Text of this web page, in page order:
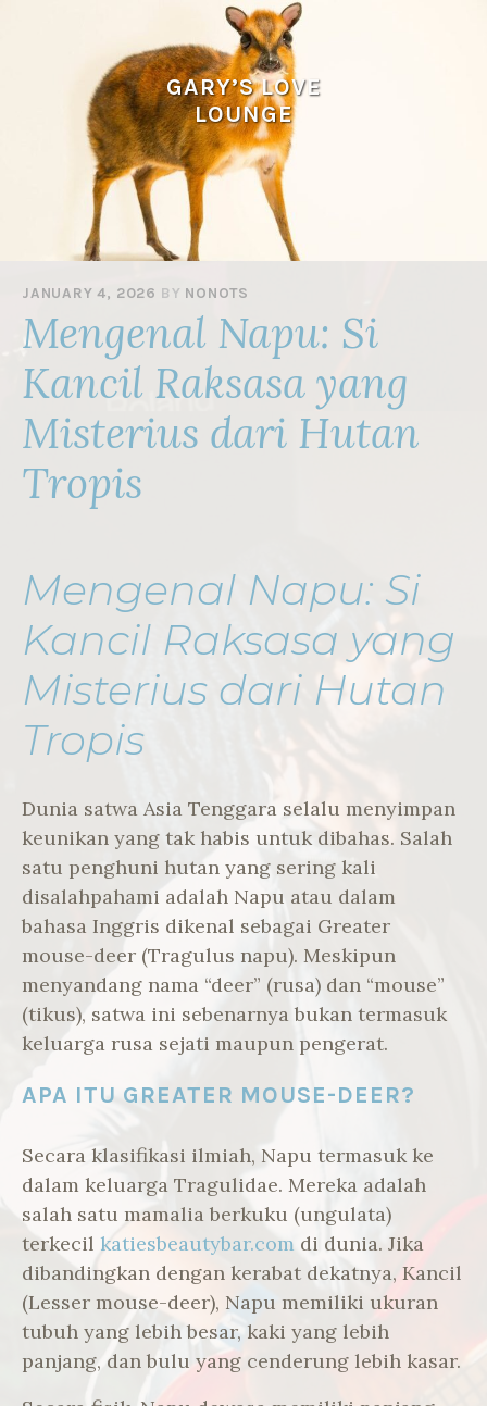
GARY’S LOVE
LOUNGE
JANUARY 4, 2026 BY NONOTS
Mengenal Napu: Si
Kancil Raksasa yang
Misterius dari Hutan
Tropis
Mengenal Napu: Si
Kancil Raksasa yang
Misterius dari Hutan
Tropis
Dunia satwa Asia Tenggara selalu menyimpan
keunikan yang tak habis untuk dibahas. Salah
satu penghuni hutan yang sering kali
disalahpahami adalah Napu atau dalam
bahasa Inggris dikenal sebagai Greater
mouse-deer (Tragulus napu). Meskipun
menyandang nama “deer” (rusa) dan “mouse”
(tikus), satwa ini sebenarnya bukan termasuk
keluarga rusa sejati maupun pengerat.
APA ITU GREATER MOUSE-DEER?
Secara klasifikasi ilmiah, Napu termasuk ke
dalam keluarga Tragulidae. Mereka adalah
salah satu mamalia berkuku (ungulata)
terkecil katiesbeautybar.com di dunia. Jika
dibandingkan dengan kerabat dekatnya, Kancil
(Lesser mouse-deer), Napu memiliki ukuran
tubuh yang lebih besar, kaki yang lebih
panjang, dan bulu yang cenderung lebih kasar.